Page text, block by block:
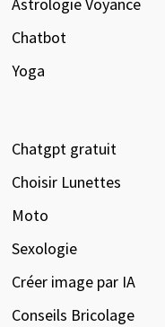
Chatbot
Yoga
Chatgpt gratuit
Choisir Lunettes
Moto
Sexologie
Créer image par IA
Conseils Bricolage